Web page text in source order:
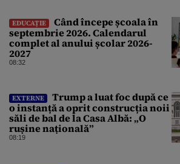
EDUCAȚIE
Când începe școala în
septembrie 2026. Calendarul
complet al anului școlar 2026-
2027
08:32
EXTERNE
Trump a luat foc după ce
o instanță a oprit construcția noii
săli de bal de la Casa Albă: „O
rușine națională”
08:19